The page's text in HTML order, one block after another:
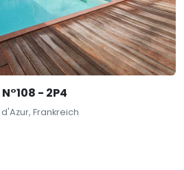
- 2P4
Frankreich